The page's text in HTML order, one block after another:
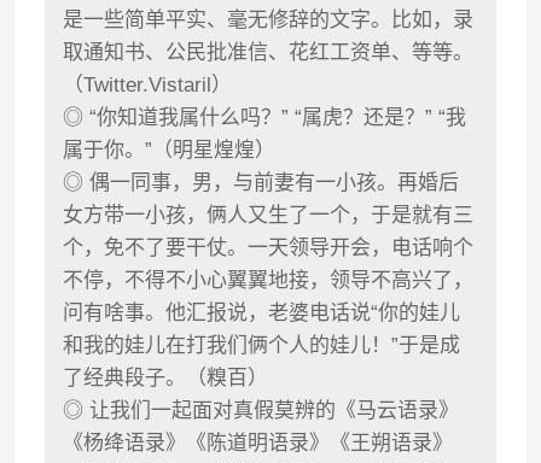
是一些简单平实、毫无修辞的文字。比如，录
取通知书、公民批准信、花红工资单、等等。
（Twitter.Vistaril）
◎ “你知道我属什么吗？” “属虎？还是？” “我
属于你。”（明星煌煌）
◎ 偶一同事，男，与前妻有一小孩。再婚后
女方带一小孩，俩人又生了一个，于是就有三
个，免不了要干仗。一天领导开会，电话响个
不停，不得不小心翼翼地接，领导不高兴了，
问有啥事。他汇报说，老婆电话说“你的娃儿
和我的娃儿在打我们俩个人的娃儿！”于是成
了经典段子。（糗百）
◎ 让我们一起面对真假莫辨的《马云语录》
《杨绛语录》《陈道明语录》《王朔语录》